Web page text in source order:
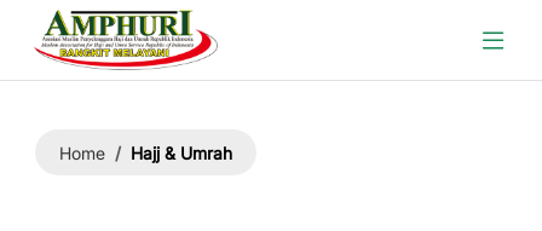
Home Hajj & Umrah